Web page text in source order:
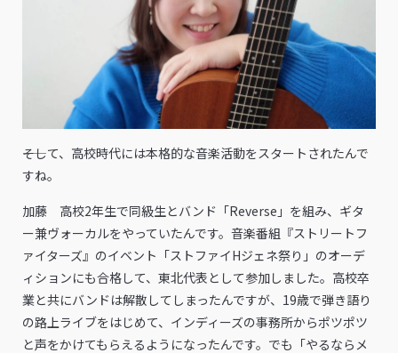
――そして、高校時代には本格的な音楽活動をスタートされたんで
すね。
加藤 高校2年生で同級生とバンド「Reverse」を組み、ギタ
ー兼ヴォーカルをやっていたんです。音楽番組『ストリートフ
ァイターズ』のイベント「ストファイHジェネ祭り」のオーデ
ィションにも合格して、東北代表として参加しました。高校卒
業と共にバンドは解散してしまったんですが、19歳で弾き語り
の路上ライブをはじめて、インディーズの事務所からポツポツ
と声をかけてもらえるようになったんです。でも「やるならメ